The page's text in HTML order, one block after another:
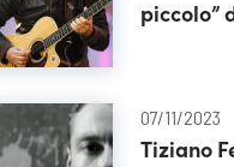
piccolo”
07/11/2023
Tiziano